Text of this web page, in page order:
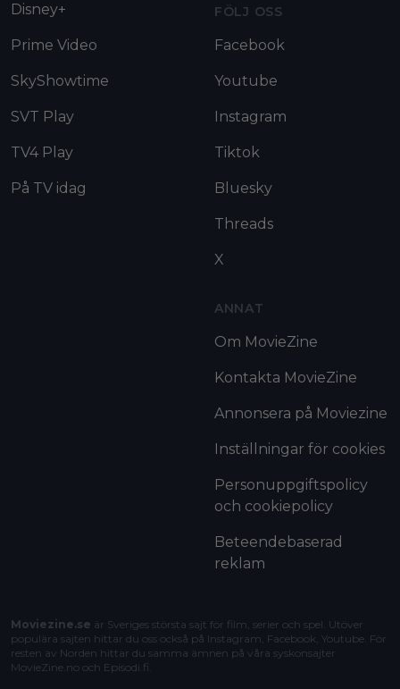
Disney+
Prime Video
SkyShowtime
SVT Play
TV4 Play
På TV idag
FÖLJ OSS
Facebook
Youtube
Instagram
Tiktok
Bluesky
Threads
X
ANNAT
Om MovieZine
Kontakta MovieZine
Annonsera på Moviezine
Inställningar för cookies
Personuppgiftspolicy
och cookiepolicy
Beteendebaserad
reklam
Moviezine.se är Sveriges största sajt för film, serier och spel. Utöver
populära sajten hittar du oss också på Instagram, Facebook, Youtube. För
resten av Norden hittar du samma ämnen på våra syskonsajter
MovieZine.no och Episodi.fi